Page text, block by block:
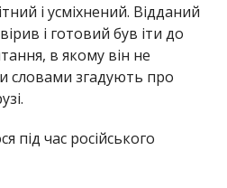
і усміхнений. Відданий
і готовий був іти до
в якому він не
словами згадують про
під час російського